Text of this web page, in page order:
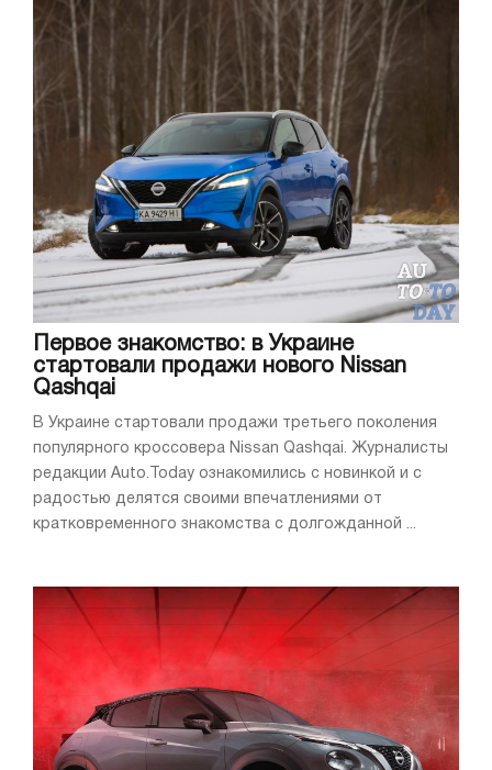
Первое знакомство: в Украине
стартовали продажи нового Nissan
Qashqai
В Украине стартовали продажи третьего поколения
популярного кроссовера Nissan Qashqai. Журналисты
редакции Auto.Today ознакомились с новинкой и с
радостью делятся своими впечатлениями от
кратковременного знакомства с долгожданной ...